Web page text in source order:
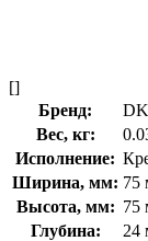
[]
Бренд:
Вес, кг:
Исполнение:
Ширина, мм: 75
Высота, мм: 75
Глубина:
24